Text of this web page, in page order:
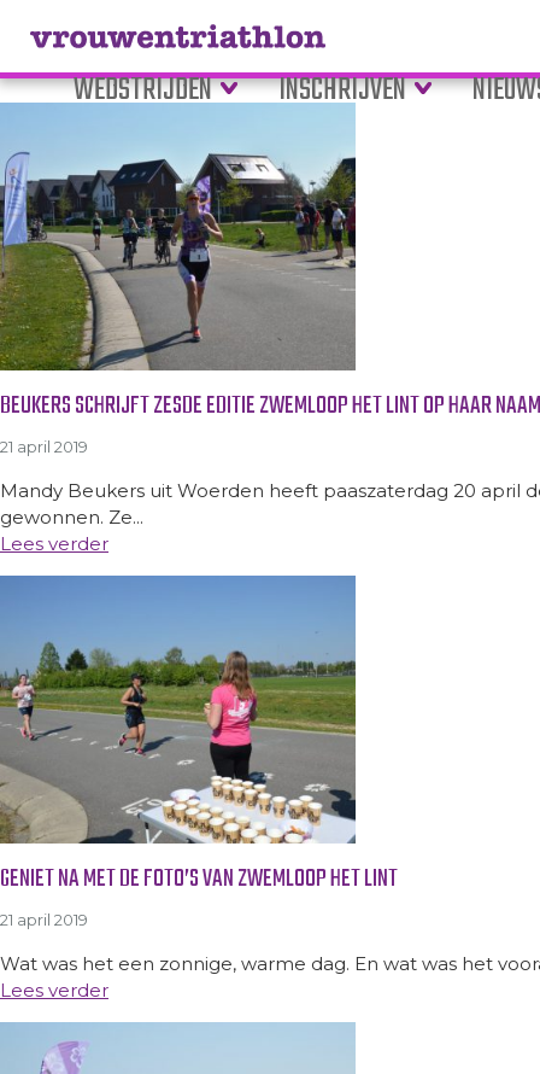
WEDSTRIJDEN INSCHRIJVEN
Tag Archive: zwemloop Het
BEUKERS SCHRIJFT ZESDE EDITIE ZWEMLOOP HET LINT OP HAAR NAAM
21 april 2019
Mandy Beukers uit Woerden heeft paaszaterdag 20
gewonnen. Ze...
Lees verder
GENIET NA MET DE FOTO’S VAN ZWEMLOOP HET LINT
21 april 2019
Wat was het een zonnige, warme dag. En wat was het
Lees verder